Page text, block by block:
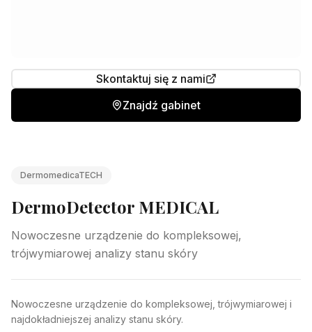
Skontaktuj się z nami
Znajdź gabinet
DermomedicaTECH
DermoDetector MEDICAL
Nowoczesne urządzenie do kompleksowej,
trójwymiarowej analizy stanu skóry
Nowoczesne urządzenie do kompleksowej, trójwymiarowej i
najdokładniejszej analizy stanu skóry.